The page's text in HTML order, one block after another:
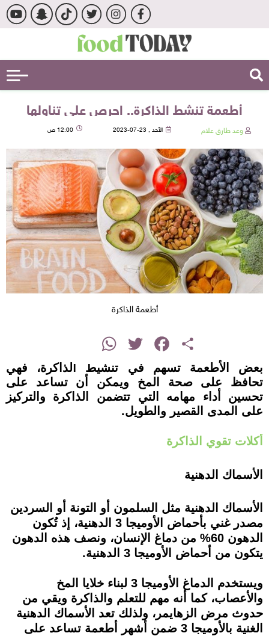
أطعمة تنشط الذاكرة.. احرص على تناولها
وعد طارق علام الأحد , 23-07-2023 12:00 ص
أطعمة الذاكرة
Share
Facebook
Twitter
WhatsApp
بعض الأطعمة تسهم في تنشيط الذاكرة، فهي
تحافظ على صحة المخ ويمكن أن تساعد على
تحسين أداء مهامه التي تتضمن الذاكرة والتركيز
على المدى القصير والطويل.
أكلات تقوي الذاكرة
الأسماك الدهنية
الأسماك الدهنية مثل السلمون أو التونة أو السردين
مصدر غني بأحماض الأوميجا 3 الدهنية، إذ تُكون
الدهون 60% من دماغ الإنسان، ونصف هذه الدهون
يتكون من أحماض الأوميجا 3 الدهنية.
ويستخدم الدماغ الأوميجا 3 لبناء خلايا المخ
والأعصاب، كما أنه مهم للتعلم والذاكرة ويقي من
حدوث مرض الزهايمر، ولذلك تعد الأسماك الدهنية
الغنية بالأوميجا 3 ضمن أشهر أطعمة تساعد على